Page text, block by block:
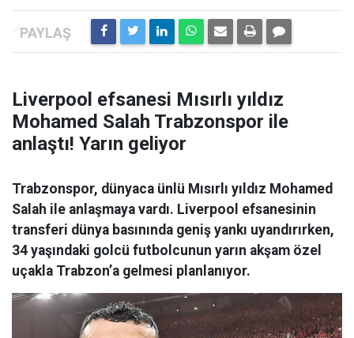
Liverpool efsanesi Mısırlı yıldız
Mohamed Salah Trabzonspor ile
anlaştı! Yarın geliyor
Trabzonspor, dünyaca ünlü Mısırlı yıldız Mohamed
Salah ile anlaşmaya vardı. Liverpool efsanesinin
transferi dünya basınında geniş yankı uyandırırken,
34 yaşındaki golcü futbolcunun yarın akşam özel
uçakla Trabzon’a gelmesi planlanıyor.